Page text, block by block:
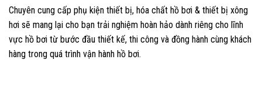
Chuyên cung cấp phụ kiện thiết bị, hóa chất hồ bơi & thiết bị xông
hơi sẽ mang lại cho bạn trải nghiệm hoàn hảo dành riêng cho lĩnh
vực hồ bơi từ bước đầu thiết kế, thi công và đồng hành cùng khách
hàng trong quá trình vận hành hồ bơi.